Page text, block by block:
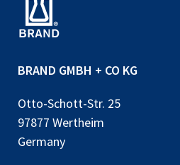
BRAND GMBH + CO KG
Otto-Schott-Str. 25
97877 Wertheim
Germany